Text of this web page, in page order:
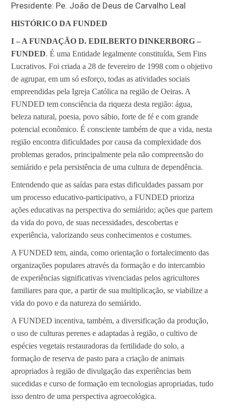
Presidente: Pe. João de Deus de Carvalho Leal
HISTÓRICO DA FUNDED
I – A FUNDAÇÃO D. EDILBERTO DINKERBORG –
FUNDED. É uma Entidade legalmente constituída, Sem Fins
Lucrativos. Foi criada a 28 de fevereiro de 1998 com o objetivo
de agrupar, em um só esforço, todas as atividades sociais
empreendidas pela Igreja Católica na região de Oeiras. A
FUNDED tem consciência da riqueza desta região: água,
beleza natural, poesia, povo sábio, forte de fé e com grande
potencial econômico. É consciente também de que a vida, nesta
região encontra dificuldades por causa da complexidade dos
problemas gerados, principalmente pela não compreensão do
semiárido e pela persistência de uma cultura de dependência.
Entendendo que as saídas para estas dificuldades passam por
um processo educativo-participativo, a FUNDED prioriza
ações educativas na perspectiva do semiárido; ações que partem
da vida do povo, de suas necessidades, descobertas e
experiência, valorizando seus conhecimentos e costumes.
A FUNDED tem, ainda, como orientação o fortalecimento das
organizações populares através da formação e do intercambio
de experiências significativas vivenciadas pelos agricultores
familiares para que, a partir de sua multiplicação, se viabilize a
vida do povo e da natureza do semiárido.
A FUNDED incentiva, também, a diversificação da produção,
o uso de culturas perenes e adaptadas à região, o cultivo de
espécies vegetais restauradoras da fertilidade do solo, a
formação de reserva de pasto para a criação de animais
apropriados à região de divulgação das experiências bem
sucedidas e curso de formação em tecnologias apropriadas, tudo
isso dentro de uma perspectiva agroecológica.